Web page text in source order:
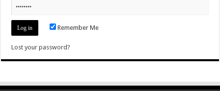
Remember Me
Lost your password?